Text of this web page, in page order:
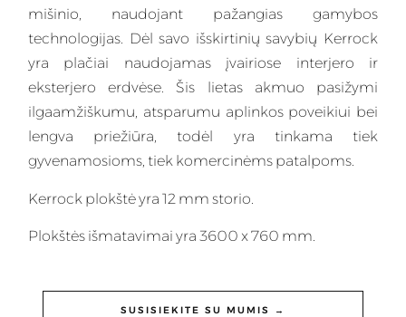
mišinio, naudojant pažangias gamybos
technologijas. Dėl savo išskirtinių savybių Kerrock
yra plačiai naudojamas įvairiose interjero ir
eksterjero erdvėse. Šis lietas akmuo pasižymi
ilgaamžiškumu, atsparumu aplinkos poveikiui bei
lengva priežiūra, todėl yra tinkama tiek
gyvenamosioms, tiek komercinėms patalpoms.
Kerrock plokštė yra 12 mm storio.
Plokštės išmatavimai yra 3600 x 760 mm.
SUSISIEKITE SU MUMIS →